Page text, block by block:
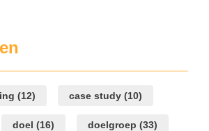
(12) case study (10)
doel (16) doelgroep (33)